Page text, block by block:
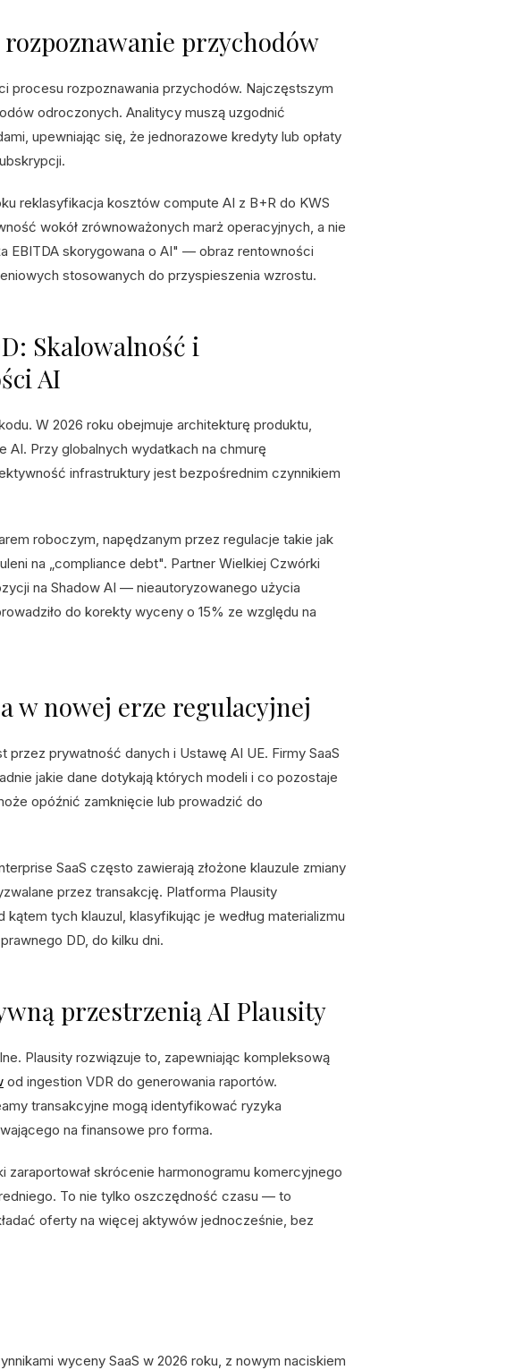
przychodów
procesu rozpoznawania przychodów. Najczęstszym
odroczonych. Analitycy muszą uzgodnić
upewniając się, że jednorazowe kredyty lub opłaty
reklasyfikacja kosztów compute AI z B+R do KWS
wokół zrównoważonych marż operacyjnych, a nie
EBITDA skorygowana o AI" — obraz rentowności
stosowanych do przyspieszenia wzrostu.
Skalowalność i
AI
W 2026 roku obejmuje architekturę produktu,
AI. Przy globalnych wydatkach na chmurę
infrastruktury jest bezpośrednim czynnikiem
roboczym, napędzanym przez regulacje takie jak
na „compliance debt". Partner Wielkiej Czwórki
na Shadow AI — nieautoryzowanego użycia
do korekty wyceny o 15% ze względu na
w nowej erze regulacyjnej
przez prywatność danych i Ustawę AI UE. Firmy SaaS
jakie dane dotykają których modeli i co pozostaje
opóźnić zamknięcie lub prowadzić do
SaaS często zawierają złożone klauzule zmiany
przez transakcję. Platforma Plausity
tych klauzul, klasyfikując je według materializmu
DD, do kilku dni.
przestrzenią AI Plausity
Plausity rozwiązuje to, zapewniając kompleksową
od ingestion VDR do generowania raportów.
transakcyjne mogą identyfikować ryzyka
na finansowe pro forma.
skrócenie harmonogramu komercyjnego
To nie tylko oszczędność czasu — to
oferty na więcej aktywów jednocześnie, bez
wyceny SaaS w 2026 roku, z nowym naciskiem